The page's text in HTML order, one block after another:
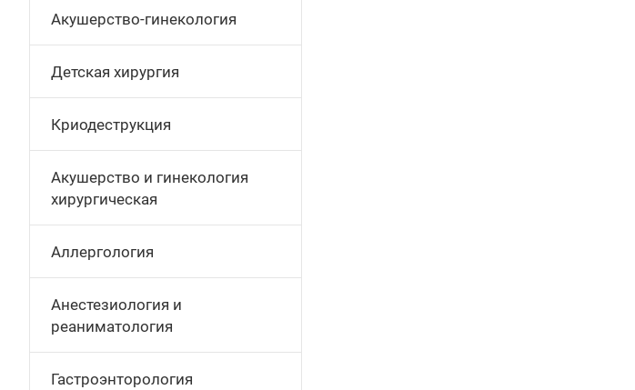
Акушерство-гинекология
Детская хирургия
Криодеструкция
Акушерство и гинекология
хирургическая
Аллергология
Анестезиология и
реаниматология
Гастроэнторология